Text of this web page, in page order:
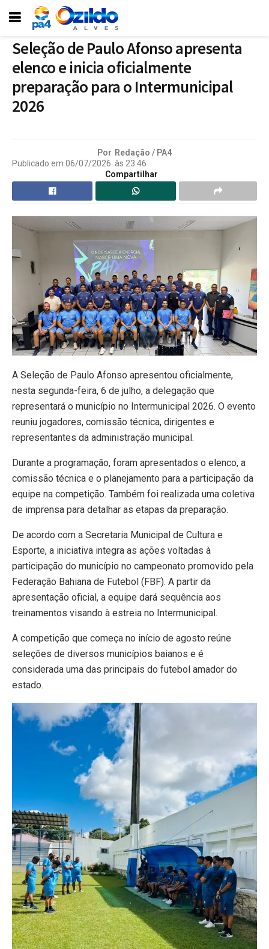
Seleção de Paulo Afonso apresenta
elenco e inicia oficialmente
preparação para o Intermunicipal
2026
Por Redação / PA4
Publicado em 06/07/2026 às 23:46
Compartilhar
A Seleção de Paulo Afonso apresentou oficialmente,
nesta segunda-feira, 6 de julho, a delegação que
representará o município no Intermunicipal 2026. O evento
reuniu jogadores, comissão técnica, dirigentes e
representantes da administração municipal.
Durante a programação, foram apresentados o elenco, a
comissão técnica e o planejamento para a participação da
equipe na competição. Também foi realizada uma coletiva
de imprensa para detalhar as etapas da preparação.
De acordo com a Secretaria Municipal de Cultura e
Esporte, a iniciativa integra as ações voltadas à
participação do município no campeonato promovido pela
Federação Bahiana de Futebol (FBF). A partir da
apresentação oficial, a equipe dará sequência aos
treinamentos visando à estreia no Intermunicipal.
A competição que começa no início de agosto reúne
seleções de diversos municípios baianos e é
considerada uma das principais do futebol amador do
estado.